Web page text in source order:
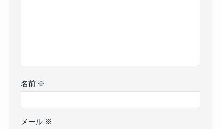
名前 ※
メール ※